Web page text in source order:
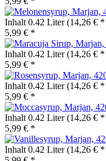
Inhalt 0.42 Liter(14,26 €
5,99 € *
Inhalt 0.42 Liter(14,26 €
5,99 € *
Inhalt 0.42 Liter(14,26 €
5,99 € *
Inhalt 0.42 Liter(14,26 €
5,99 € *
Inhalt 0.42 Liter(14,26 €